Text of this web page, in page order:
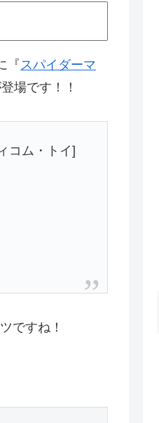
『 スパイダーマ
場です！！
コム・トイ]
ですね！